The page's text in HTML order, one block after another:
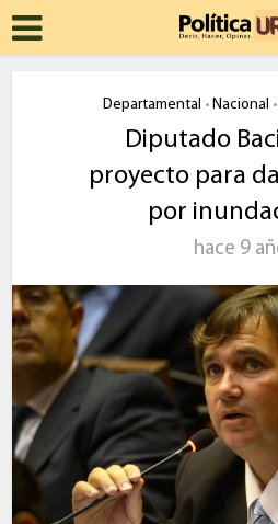
Departamental • Nacional •
Diputado
proyecto para
por
hace 9